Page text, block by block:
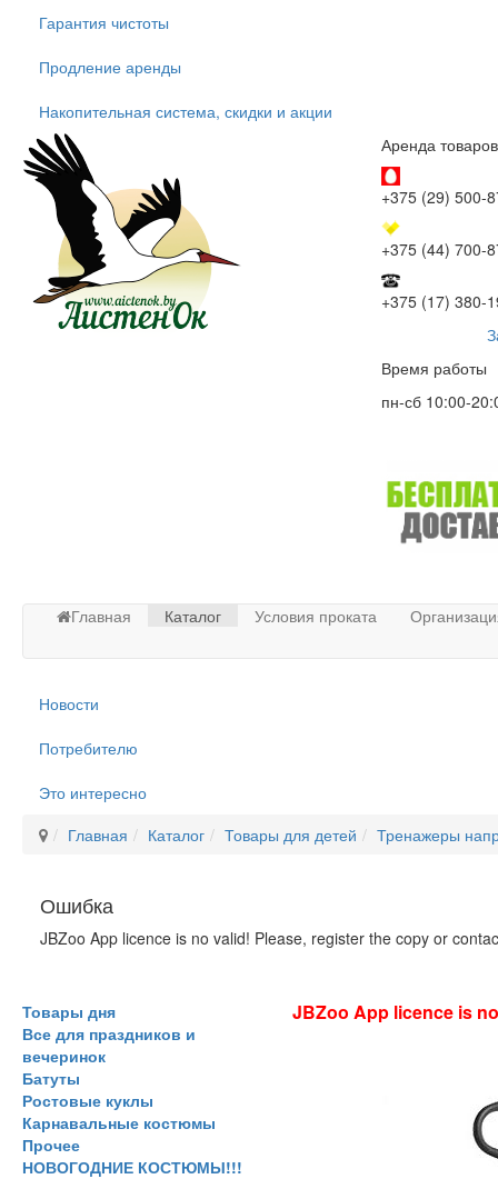
Гарантия чистоты
Продление аренды
Накопительная система, скидки и акции
Аренда
+375 (29) 500-
+375 (44) 700-
+375 (17) 380-
Время работы
пн-сб 10:00-
Главная Каталог Условия проката
Новости
Потребителю
Это интересно
Главная
Каталог Товары для детей Тренажеры
Ошибка
JBZoo App licence is no valid! Please, register the copy or
Товары дня
Все для праздников и
вечеринок
Батуты
Ростовые куклы
Карнавальные костюмы
Прочее
НОВОГОДНИЕ КОСТЮМЫ!!!
JBZoo App licence is